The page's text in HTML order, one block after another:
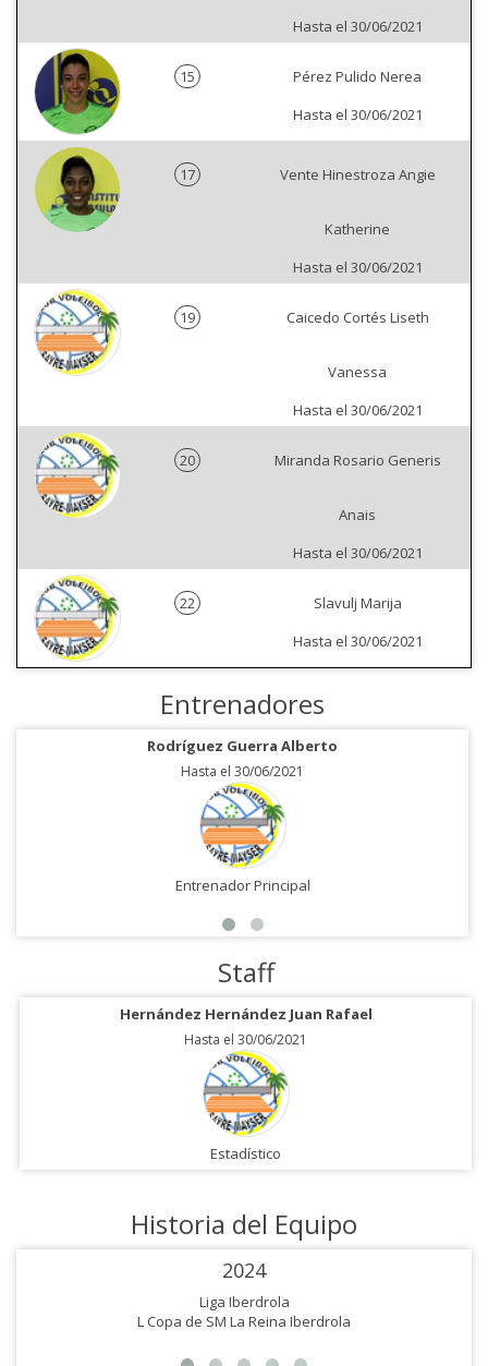
Hasta el 30/06/2021
15
Pérez Pulido Nerea
Hasta el 30/06/2021
17 Vente Hinestroza Angie
Katherine
Hasta el 30/06/2021
19 Caicedo Cortés Liseth
Vanessa
Hasta el 30/06/2021
20 Miranda Rosario Generis
Anais
Hasta el 30/06/2021
22
Slavulj Marija
Hasta el 30/06/2021
Entrenadores
Rodríguez Guerra Alberto
Hasta el 30/06/2021
Entrenador Principal
Staff
Hernández Hernández Juan Rafael
Hasta el 30/06/2021
Estadístico
Historia del Equipo
2024
Liga Iberdrola
L Copa de SM La Reina Iberdrola